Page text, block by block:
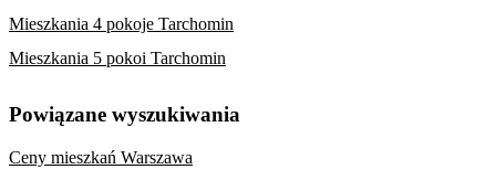
Mieszkania 4 pokoje Tarchomin
Mieszkania 5 pokoi Tarchomin
Powiązane wyszukiwania
Ceny mieszkań Warszawa